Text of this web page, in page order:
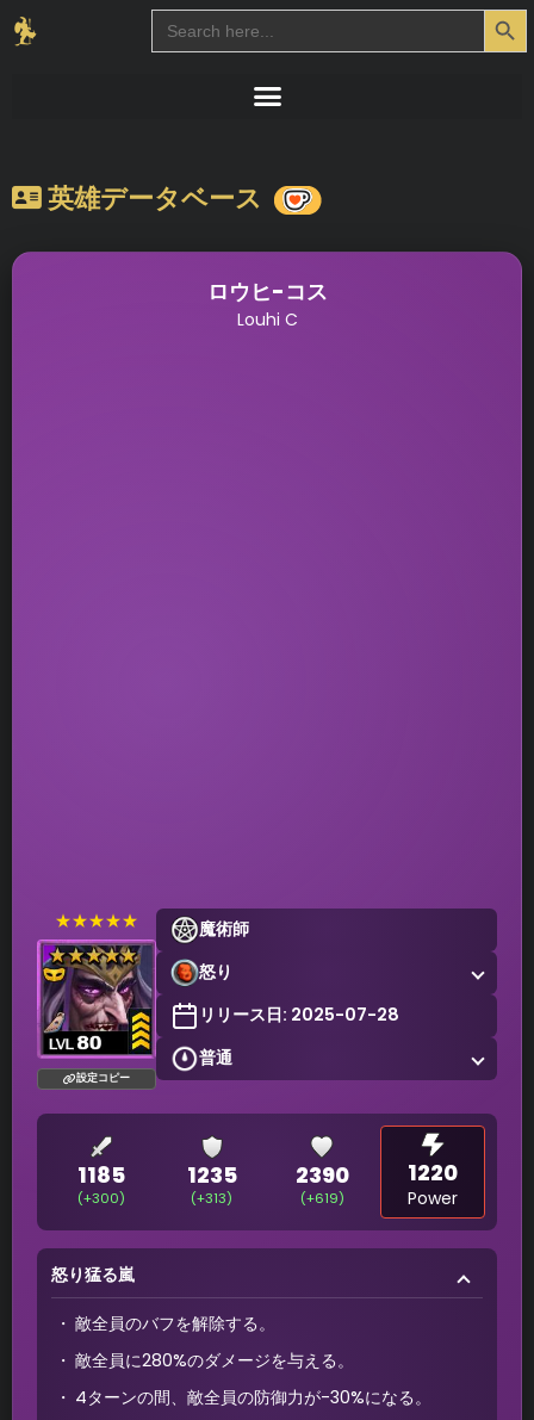
Search
for:
Search Button
英雄データベース
ロウヒ-コス
Louhi C
★★★★★
設定コピー
魔術師
怒り
リリース日: 2025-07-28
普通
1185
(+300)
1235
(+313)
2390
(+619)
1220
Power
怒り猛る嵐
敵全員のバフを解除する。
敵全員に280%のダメージを与える。
4ターンの間、敵全員の防御力が-30%になる。